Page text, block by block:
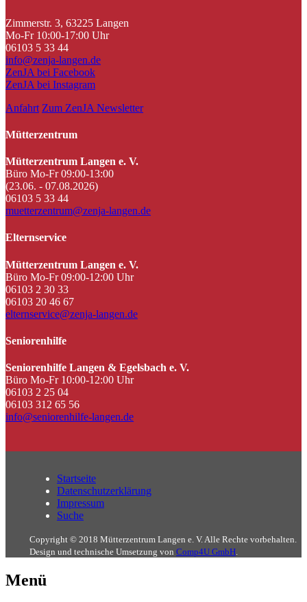
Zimmerstr. 3, 63225 Langen
Mo-Fr 10:00-17:00 Uhr
06103 5 33 44
info@zenja-langen.de
ZenJA bei Facebook
ZenJA bei Instagram
Anfahrt Zum ZenJA Newsletter
Mütterzentrum
Mütterzentrum Langen e. V.
Büro Mo-Fr 09:00-13:00
(23.06. - 07.08.2026)
06103 5 33 44
muetterzentrum@zenja-langen.de
Elternservice
Mütterzentrum Langen e. V.
Büro Mo-Fr 09:00-12:00 Uhr
06103 2 30 33
06103 20 46 67
elternservice@zenja-langen.de
Seniorenhilfe
Seniorenhilfe Langen & Egelsbach e. V.
Büro Mo-Fr 10:00-12:00 Uhr
06103 2 25 04
06103 312 65 56
info@seniorenhilfe-langen.de
Startseite
Datenschutzerklärung
Impressum
Suche
Copyright © 2018 Mütterzentrum Langen e. V. Alle Rechte vorbehalten.
Design und technische Umsetzung von Comp4U GmbH.
Menü